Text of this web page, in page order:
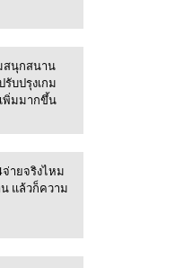
สนุกสนาน
บปรุงเกม
พิ่มมากขึ้น
ายจริงไหม
แล้วก็ความ